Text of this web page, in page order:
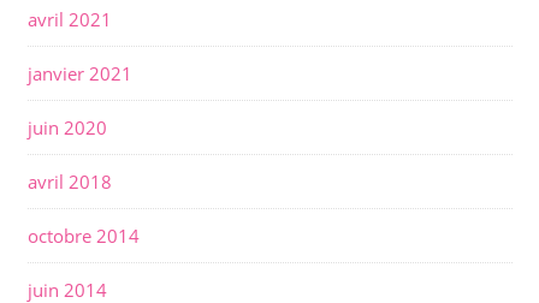
avril 2021
janvier 2021
juin 2020
avril 2018
octobre 2014
juin 2014